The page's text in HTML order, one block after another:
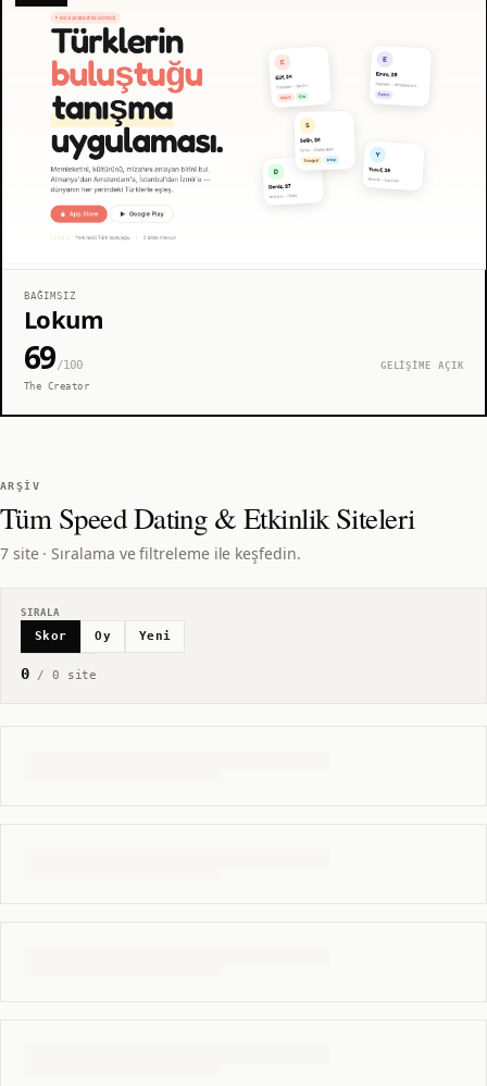
BAĞIMSIZ
Lokum
69/100
GELİŞİME AÇIK
The Creator
ARŞIV
TümSpeed Dating & EtkinlikSiteleri
7 site · Sıralama ve filtreleme ile keşfedin.
SIRALA
Skor Oy Yeni
0/ 0 site